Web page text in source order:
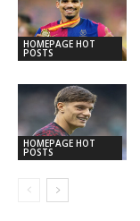
HOMEPAGE HOT
POSTS
HOMEPAGE HOT
POSTS